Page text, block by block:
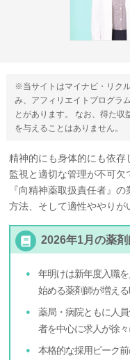
※当サイトはマイナビ・リク
み、アフィリエイトプログラ
とがあります。 なお、得た
を与えることはありません。
精神的にも身体的にも依
監視と適切な管理が不可欠
『向精神薬取扱責任者』
方法、そして適性ややりが
2026年1月の薬
年明けは新年度入職
始める薬剤師が増え
薬局・病院ともに人
者を中心に求人が徐
本格的な採用ピーク